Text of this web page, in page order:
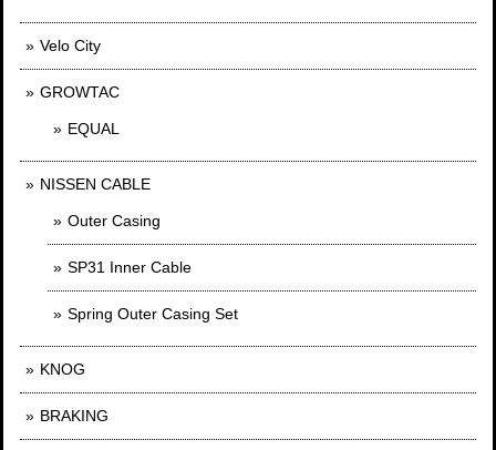
Velo City
GROWTAC
EQUAL
NISSEN CABLE
Outer Casing
SP31 Inner Cable
Spring Outer Casing Set
KNOG
BRAKING